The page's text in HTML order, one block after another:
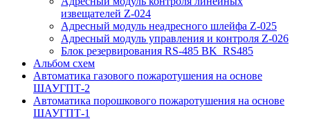
извещателей Z-024
Адресный модуль неадресного шлейфа Z-025
Адресный модуль управления и контроля Z-026
Блок резервирования RS-485 BK_RS485
Альбом схем
Автоматика газового пожаротушения на основе
ШАУГПТ-2
Автоматика порошкового пожаротушения на основе
ШАУГПТ-1